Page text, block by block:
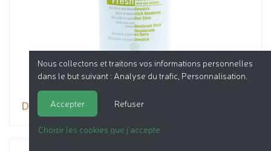
Déodorant Stick
Nous collectons et traitons vos informations personnelles
dans le but suivant : Analyse du trafic, Personnalisation
Accepter Refuser
Choisir les cookies que j'accepte